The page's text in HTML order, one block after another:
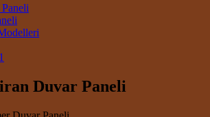
Duvar Paneli